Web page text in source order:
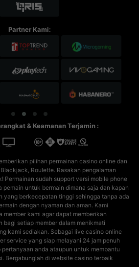
Partner Kami:
& Keamanan Terjamin :
pilihan permainan casino online dan
Roulette. Rasakan pengalaman
Permainan sudah support versi mobile phone
pemain untuk bermain dimana saja dan kapan
yang berkecepatan tinggi sehingga tanpa ada
dengan nyaman dan aman. Kami
member kami agar dapat memberikan
bagi setiap member dalam menikmati
kami sediakan. Sebagai live casino online
service yang siap melayani 24 jam penuh
anda ataupun untuk membantu
Bergabunglah di website casino terbaik